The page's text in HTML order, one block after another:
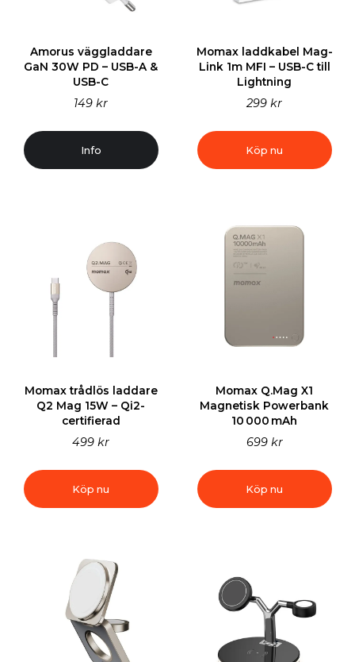
Amorus väggladdare
GaN 30W PD – USB-A &
USB-C
149 kr
Info
Momax laddkabel Mag-
Link 1m MFI – USB-C till
Lightning
299 kr
Köp nu
Momax trådlös laddare
Q2 Mag 15W – Qi2-
certifierad
499 kr
Köp nu
Momax Q.Mag X1
Magnetisk Powerbank
10 000 mAh
699 kr
Köp nu